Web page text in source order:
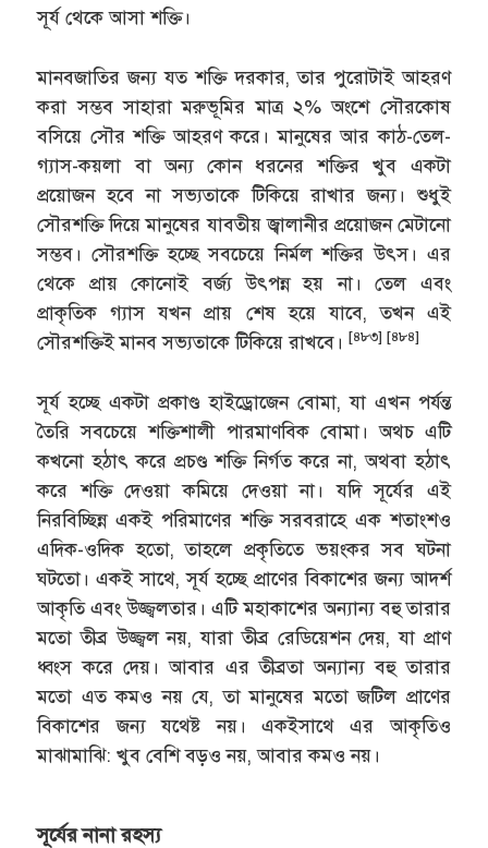
সূর্য থেকে আসা শক্তি।
মানবজাতির জন্য যত শক্তি দরকার, তার পুরোটাই আহরণ
করা সম্ভব সাহারা মরুভূমির মাত্র ২% অংশে সৌরকোষ
বসিয়ে সৌর শক্তি আহরণ করে। মানুষের আর কাঠ-তেল-
গ্যাস-কয়লা বা অন্য কোন ধরনের শক্তির খুব একটা
প্রয়োজন হবে না সভ্যতাকে টিকিয়ে রাখার জন্য। শুধুই
সৌরশক্তি দিয়ে মানুষের যাবতীয় জ্বালানীর প্রয়োজন মেটানো
সম্ভব। সৌরশক্তি হচ্ছে সবচেয়ে নির্মল শক্তির উৎস। এর
থেকে প্রায় কোনোই বর্জ্য উৎপন্ন হয় না। তেল এবং
প্রাকৃতিক গ্যাস যখন প্রায় শেষ হয়ে যাবে, তখন এই
সৌরশক্তিই মানব সভ্যতাকে টিকিয়ে রাখবে।[৪৮৩] [৪৮৪]
সূর্য হচ্ছে একটা প্রকাণ্ড হাইড্রোজেন বোমা, যা এখন পর্যন্ত
তৈরি সবচেয়ে শক্তিশালী পারমাণবিক বোমা। অথচ এটি
কখনো হঠাৎ করে প্রচণ্ড শক্তি নির্গত করে না, অথবা হঠাৎ
করে শক্তি দেওয়া কমিয়ে দেওয়া না। যদি সূর্যের এই
নিরবিচ্ছিন্ন একই পরিমাণের শক্তি সরবরাহে এক শতাংশও
এদিক-ওদিক হতো, তাহলে প্রকৃতিতে ভয়ংকর সব ঘটনা
ঘটতো। একই সাথে, সূর্য হচ্ছে প্রাণের বিকাশের জন্য আদর্শ
আকৃতি এবং উজ্জ্বলতার। এটি মহাকাশের অন্যান্য বহু তারার
মতো তীব্র উজ্জ্বল নয়, যারা তীব্র রেডিয়েশন দেয়, যা প্রাণ
ধ্বংস করে দেয়। আবার এর তীব্রতা অন্যান্য বহু তারার
মতো এত কমও নয় যে, তা মানুষের মতো জটিল প্রাণের
বিকাশের জন্য যথেষ্ট নয়। একইসাথে এর আকৃতিও
মাঝামাঝি: খুব বেশি বড়ও নয়, আবার কমও নয়।
সূর্যের নানা রহস্য